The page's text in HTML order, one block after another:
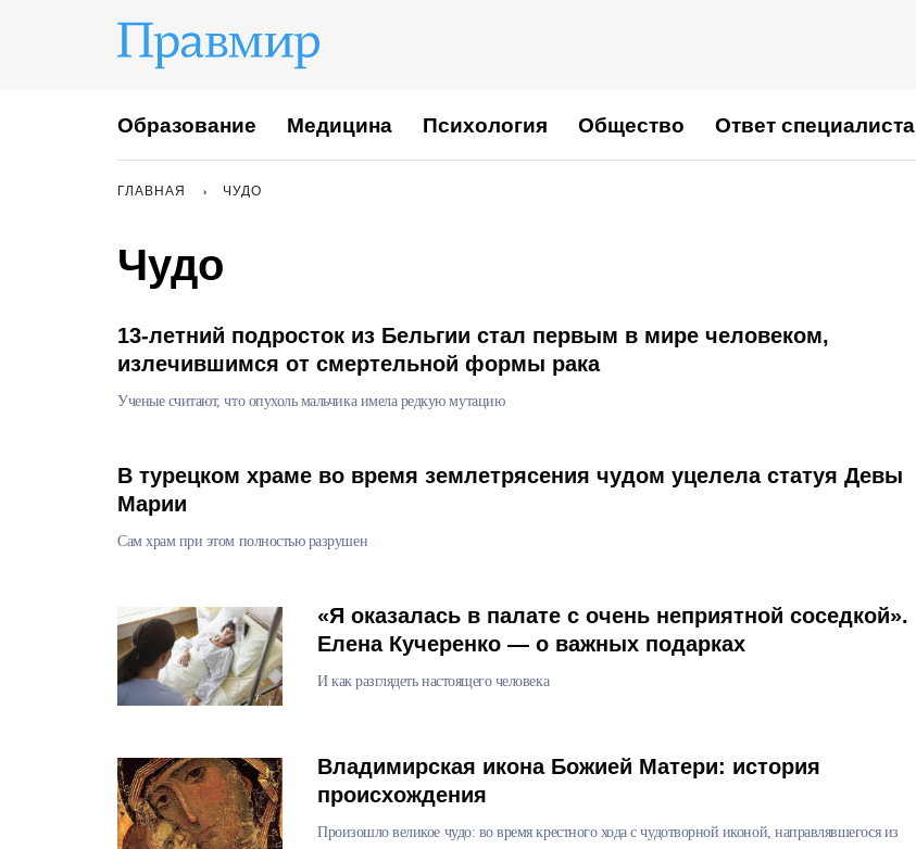
Образование Медицина Психология Общество Ответ специалиста
ГЛАВНАЯ ЧУДО
Чудо
13-летний подросток из Бельгии стал первым в мире человеком,
излечившимся от смертельной формы рака
Ученые считают, что опухоль мальчика имела редкую мутацию
В турецком храме во время землетрясения чудом уцелела статуя Девы
Марии
Сам храм при этом полностью разрушен
«Я оказалась в палате с очень неприятной соседкой».
Елена Кучеренко — о важных подарках
И как разглядеть настоящего человека
Владимирская икона Божией Матери: история
происхождения
Произошло великое чудо: во время крестного хода с чудотворной иконой, направлявшегося из